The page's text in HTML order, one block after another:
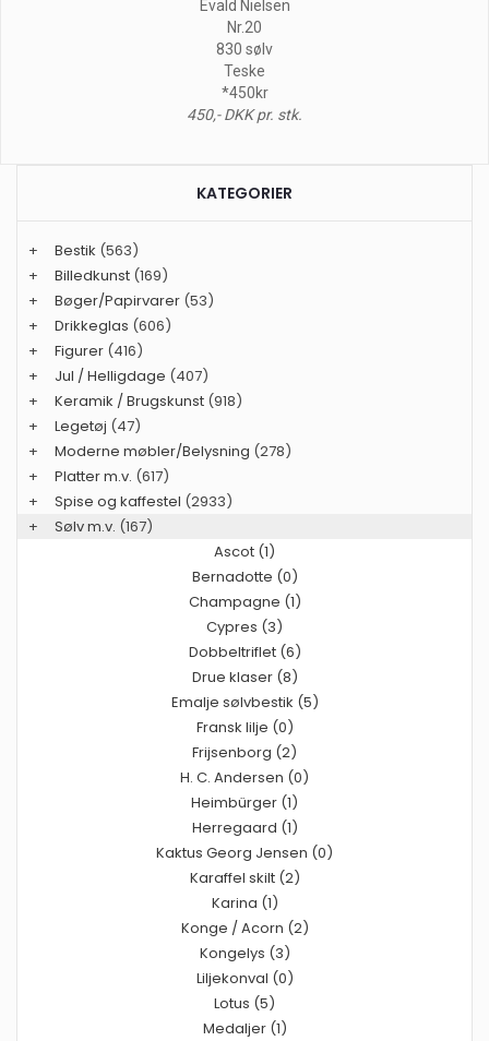
Evald Nielsen
Nr.20
830 sølv
Teske
*450kr
450,- DKK pr. stk.
KATEGORIER
+ Bestik (563)
+
Billedkunst (169)
+
Bøger/Papirvarer (53)
+
Drikkeglas (606)
+
Figurer (416)
+
Jul / Helligdage (407)
+
Keramik / Brugskunst (918)
+
Legetøj (47)
+
Moderne møbler/Belysning (278)
+
Platter m.v. (617)
+
Spise og kaffestel (2933)
+
Sølv m.v. (167)
Ascot (1)
Bernadotte (0)
Champagne (1)
Cypres (3)
Dobbeltriflet (6)
Drue klaser (8)
Emalje sølvbestik (5)
Fransk lilje (0)
Frijsenborg (2)
H. C. Andersen (0)
Heimbürger (1)
Herregaard (1)
Kaktus Georg Jensen (0)
Karaffel skilt (2)
Karina (1)
Konge / Acorn (2)
Kongelys (3)
Liljekonval (0)
Lotus (5)
Medaljer (1)